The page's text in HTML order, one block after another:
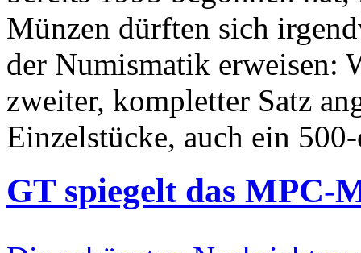
Münzen dürften sich
der Numismatik erweisen:
zweiter, kompletter Satz
Einzelstücke, auch ein
GT spiegelt das MPC-